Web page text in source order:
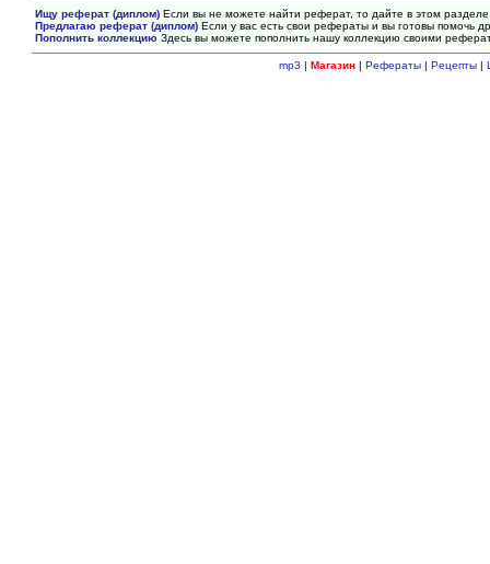
Ищу реферат (диплом) Если вы не можете найти реферат, то дайте в этом
Предлагаю реферат (диплом) Если у вас есть свои рефераты и вы готовы помочь
Пополнить коллекцию Здесь вы можете пополнить нашу коллекцию своими
mp3 | Магазин| Рефераты| Рецепты|